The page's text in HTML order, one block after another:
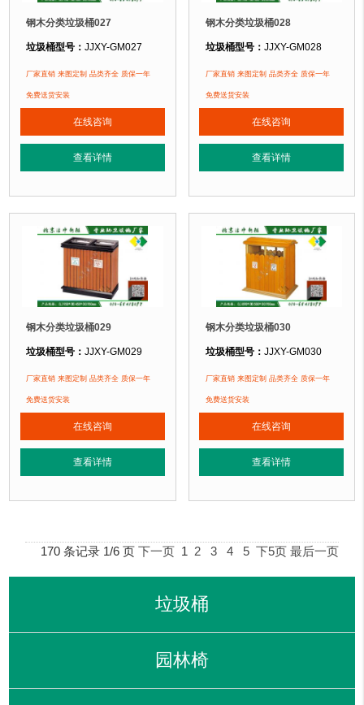
钢木分类垃圾桶027
垃圾桶型号：JJXY-GM027
垃圾桶规格：长750mm 宽430mm 高900mm
垃圾桶材质：
垃圾桶周期：现货产品 厂家直销 即拍即发 定制批发
垃圾桶特点：选用镀锌钢板裁剪、压制、折弯后再焊接而成型，垃圾桶经磷
正在使用该垃圾桶的部分客户：
北京奥利匹克水上公园、北京玉渊潭公园、北京某小区....
厂家直销 来图定制 品类齐全 质保一年
免费送货安装
在线咨询
查看详情
钢木分类垃圾桶028
垃圾桶型号： JJXY-GM028
垃圾桶规格：长700mm 宽450mm
垃圾桶材质：
垃圾桶周期：现货产品 厂家直销 即
垃圾桶特点：选用镀锌钢板裁剪、
正在使用该垃圾桶的部分客户：
北京奥利匹克水上公园、北京玉渊潭
厂家直销 来图定制 品类齐全 质保一年
免费送货安装
在线咨询
查看详情
钢木分类垃圾桶029
垃圾桶型号：JJXY-GM029
垃圾桶规格：长950mm 宽450mm 高950mm
垃圾桶材质：
垃圾桶周期：现货产品 厂家直销 即拍即发 定制批发
垃圾桶特点：选用镀锌钢板裁剪、压制、折弯后再焊接而成型，垃圾桶经磷
正在使用该垃圾桶的部分客户：
北京奥利匹克水上公园、北京玉渊潭公园、北京某小区....
厂家直销 来图定制 品类齐全 质保一年
免费送货安装
在线咨询
查看详情
钢木分类垃圾桶030
垃圾桶型号： JJXY-GM030
垃圾桶规格：长890mm 宽500mm
垃圾桶材质：
垃圾桶周期：现货产品 厂家直销 即
垃圾桶特点：选用镀锌钢板裁剪、
正在使用该垃圾桶的部分客户：
北京奥利匹克水上公园、北京玉渊潭
厂家直销 来图定制 品类齐全 质保一年
免费送货安装
在线咨询
查看详情
170 条记录 1/6 页 下一页 1 2 3 4 5 下5页 最后一页
垃圾桶
园林椅